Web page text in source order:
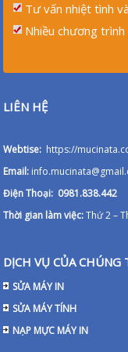
Tư vấn nhiệt tình
Nhiều chương
LIÊN HỆ
Webtise: https://
Email:
Điện Thoại: 0981.838.442
Thời gian làm việc:Thứ 2 –
DỊCH VỤ CỦA CHÚNG
SỬA MÁY IN
SỬA MÁY TÍNH
NẠP MỰC MÁY IN